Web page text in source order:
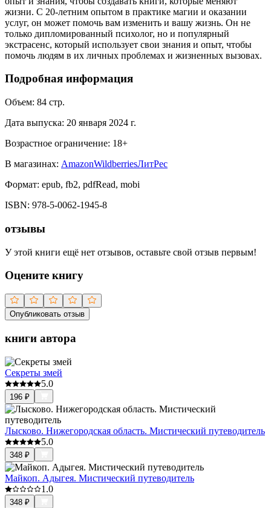
жизни. С 20-летним опытом в практике магии и оказании
услуг, он может помочь вам изменить и вашу жизнь. Он не
только дипломированный психолог, но и популярный
экстрасенс, который использует свои знания и опыт, чтобы
помочь людям в их личных проблемах и жизненных вызовах.
Подробная информация
Объем: 84 стр.
Дата выпуска: 20 января 2024 г.
Возрастное ограничение: 18+
В магазинах: AmazonWildberriesЛитРес
Формат: epub, fb2, pdfRead, mobi
ISBN: 978-5-0062-1945-8
отзывы
У этой книги ещё нет отзывов, оставьте свой отзыв первым!
Оцените книгу
Опубликовать отзыв
книги автора
Секреты змей
5.0
196 ₽
Лысково. Нижегородская область. Мистический путеводитель
5.0
348 ₽
Майкоп. Адыгея. Мистический путеводитель
1.0
348 ₽